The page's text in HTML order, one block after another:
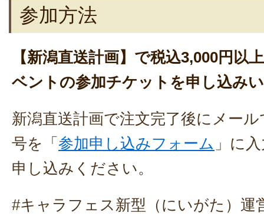
参加方法
【新潟直送計画】で税込3,000円以
ベントの参加チケットを申し込み
新潟直送計画で注文完了後にメー
号を「 参加申し込みフォーム 」に
申し込みください。
#キャラフェス新型（にいがた）運